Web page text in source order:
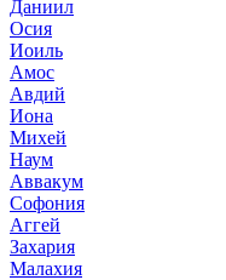
Даниил
Осия
Иоиль
Амос
Авдий
Иона
Михей
Наум
Аввакум
Софония
Аггей
Захария
Малахия